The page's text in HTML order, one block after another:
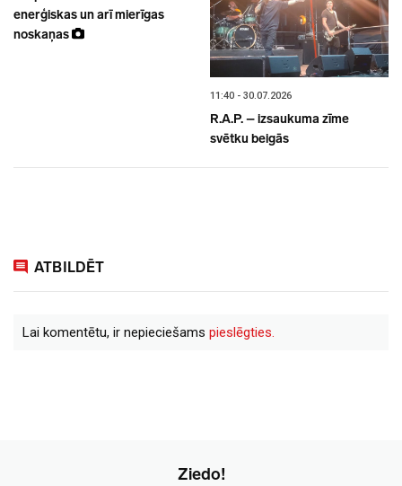
enerģiskas un arī mierīgas
noskaņas
11:40 - 30.07.2026
R.A.P. – izsaukuma zīme
svētku beigās
ATBILDĒT
Lai komentētu, ir nepieciešams pieslēgties.
Ziedo!